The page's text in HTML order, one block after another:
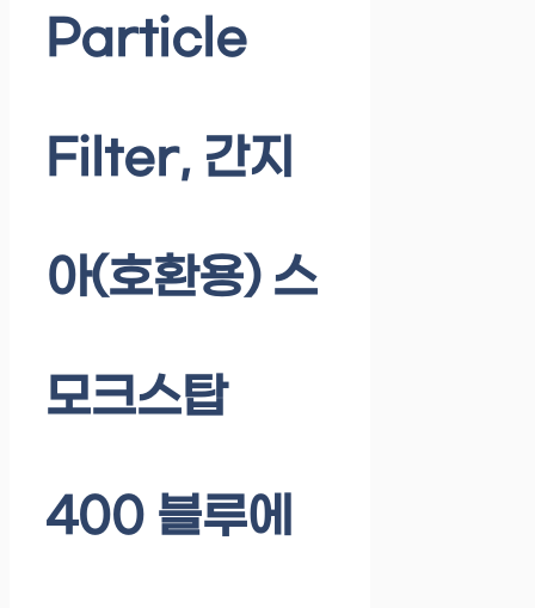
Particle
Filter, 간지
아(호환용) 스
모크스탑
400 블루에